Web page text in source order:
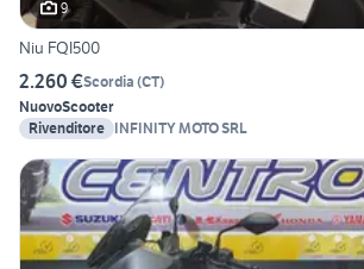
9
Niu FQI500
2.260 €Scordia (CT)
NuovoScooter
Rivenditore INFINITY MOTO SRL